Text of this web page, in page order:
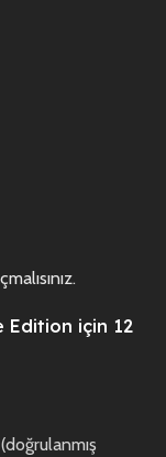
Edition için 12
(doğrulanmış
.